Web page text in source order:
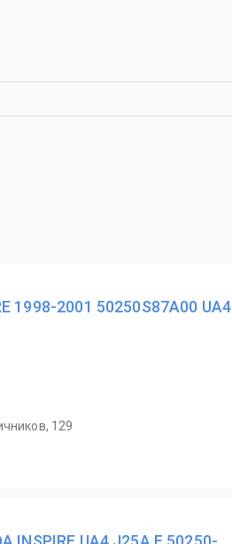
1998-2001 50250S87A00 UA4
129